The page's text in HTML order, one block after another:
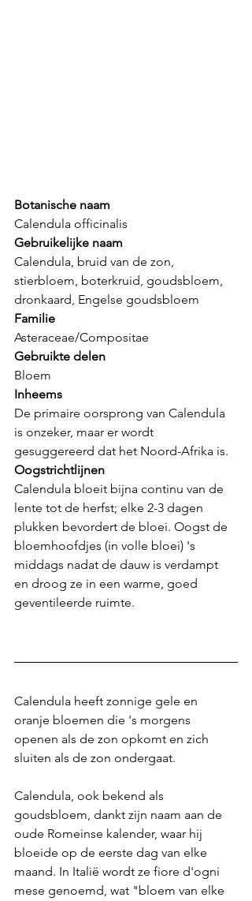
Botanische naam
Calendula officinalis
Gebruikelijke naam
Calendula, bruid van de zon,
stierbloem, boterkruid, goudsbloem,
dronkaard, Engelse goudsbloem
Familie
Asteraceae/Compositae
Gebruikte delen
Bloem
Inheems
De primaire oorsprong van Calendula
is onzeker, maar er wordt
gesuggereerd dat het Noord-Afrika is.
Oogstrichtlijnen
Calendula bloeit bijna continu van de
lente tot de herfst; elke 2-3 dagen
plukken bevordert de bloei. Oogst de
bloemhoofdjes (in volle bloei) 's
middags nadat de dauw is verdampt
en droog ze in een warme, goed
geventileerde ruimte.
Calendula heeft zonnige gele en
oranje bloemen die 's morgens
openen als de zon opkomt en zich
sluiten als de zon ondergaat.
Calendula, ook bekend als
goudsbloem, dankt zijn naam aan de
oude Romeinse kalender, waar hij
bloeide op de eerste dag van elke
maand. In Italië wordt ze fiore d'ogni
mese genoemd, wat "bloem van elke